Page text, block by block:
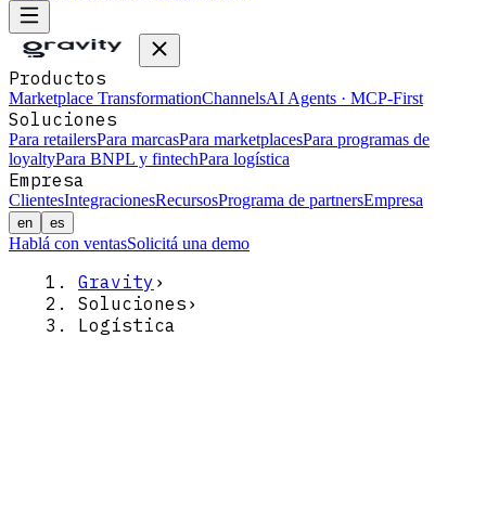
Productos
Marketplace TransformationChannelsAI Agents · MCP-First
Soluciones
Para retailersPara marcasPara marketplacesPara programas de
loyaltyPara BNPL y fintechPara logística
Empresa
ClientesIntegracionesRecursosPrograma de partnersEmpresa
en es
Hablá con ventasSolicitá una demo
Gravity ›
Soluciones ›
Logística